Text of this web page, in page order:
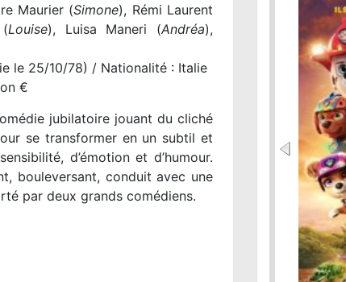
Maurier (Simone), Rémi Laurent
Louise), Luisa Maneri (Andréa),
le 25/10/78) / Nationalité : Italie
€
jubilatoire jouant du cliché
se transformer en un subtil et
d’émotion et d’humour.
bouleversant, conduit avec une
par deux grands comédiens.